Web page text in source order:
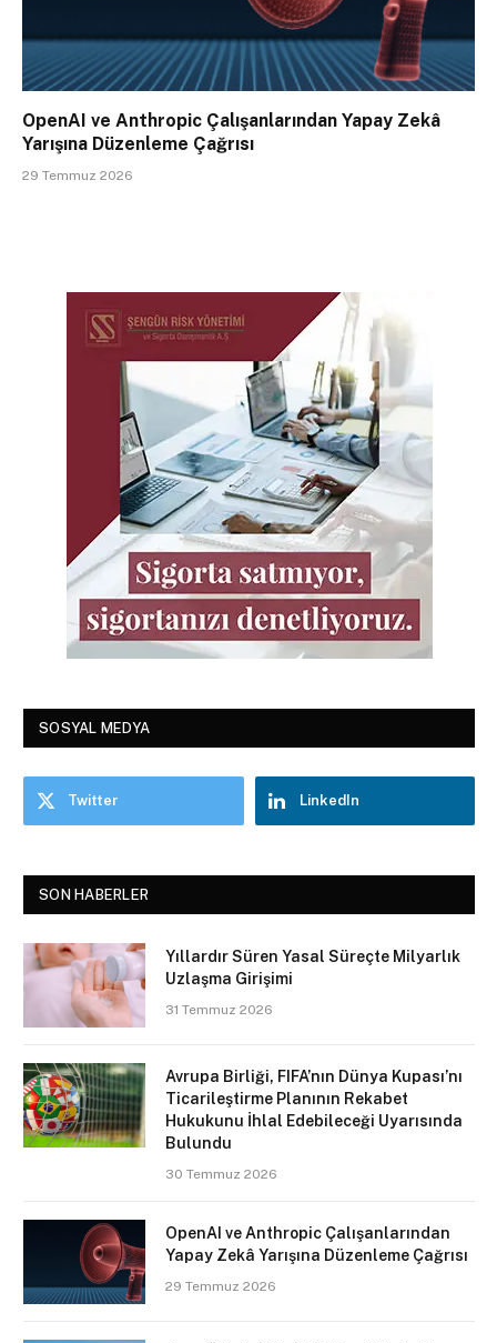
OpenAI ve Anthropic Çalışanlarından Yapay Zekâ
Yarışına Düzenleme Çağrısı
29 Temmuz 2026
SOSYAL MEDYA
Twitter LinkedIn
SON HABERLER
Yıllardır Süren Yasal Süreçte Milyarlık
Uzlaşma Girişimi
31 Temmuz 2026
Avrupa Birliği, FIFA’nın Dünya Kupası’nı
Ticarileştirme Planının Rekabet
Hukukunu İhlal Edebileceği Uyarısında
Bulundu
30 Temmuz 2026
OpenAI ve Anthropic Çalışanlarından
Yapay Zekâ Yarışına Düzenleme Çağrısı
29 Temmuz 2026